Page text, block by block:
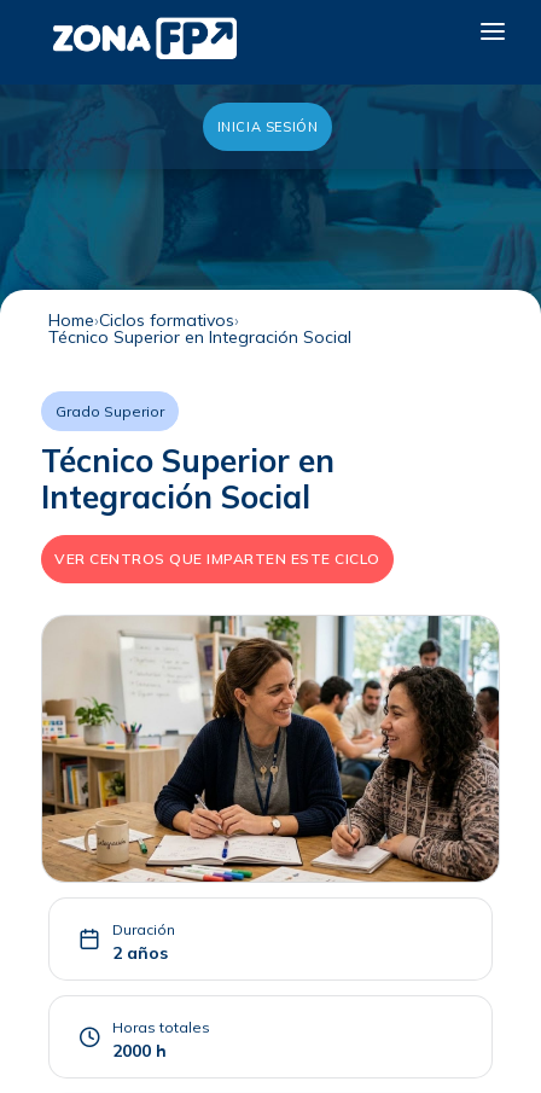
NOTICIAS
QUIERO EXPONER
INICIA SESIÓN
Home Ciclos formativos
Técnico Superior en Integración Social
Grado Superior
Técnico Superior en
Integración Social
VER CENTROS QUE IMPARTEN ESTE CICLO
Duración
2 años
Horas totales
2000 h